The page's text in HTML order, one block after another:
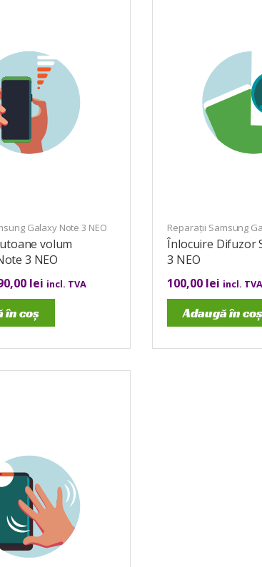
Galaxy Note 3 NEO
volum
3 NEO
lei incl. TVA
în coș
Reparații Samsung
Înlocuire Difuzor
3 NEO
100,00 lei incl. TVA
Adaugă în coș